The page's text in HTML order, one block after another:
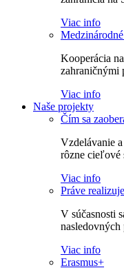
Viac info
Kooperácia
zahraničnými
Viac info
Naše projekty
Čím sa
Vzdelávanie
rôzne
Viac info
Práve
V súčasnosti
nasledovných
Viac info
Erasmus+